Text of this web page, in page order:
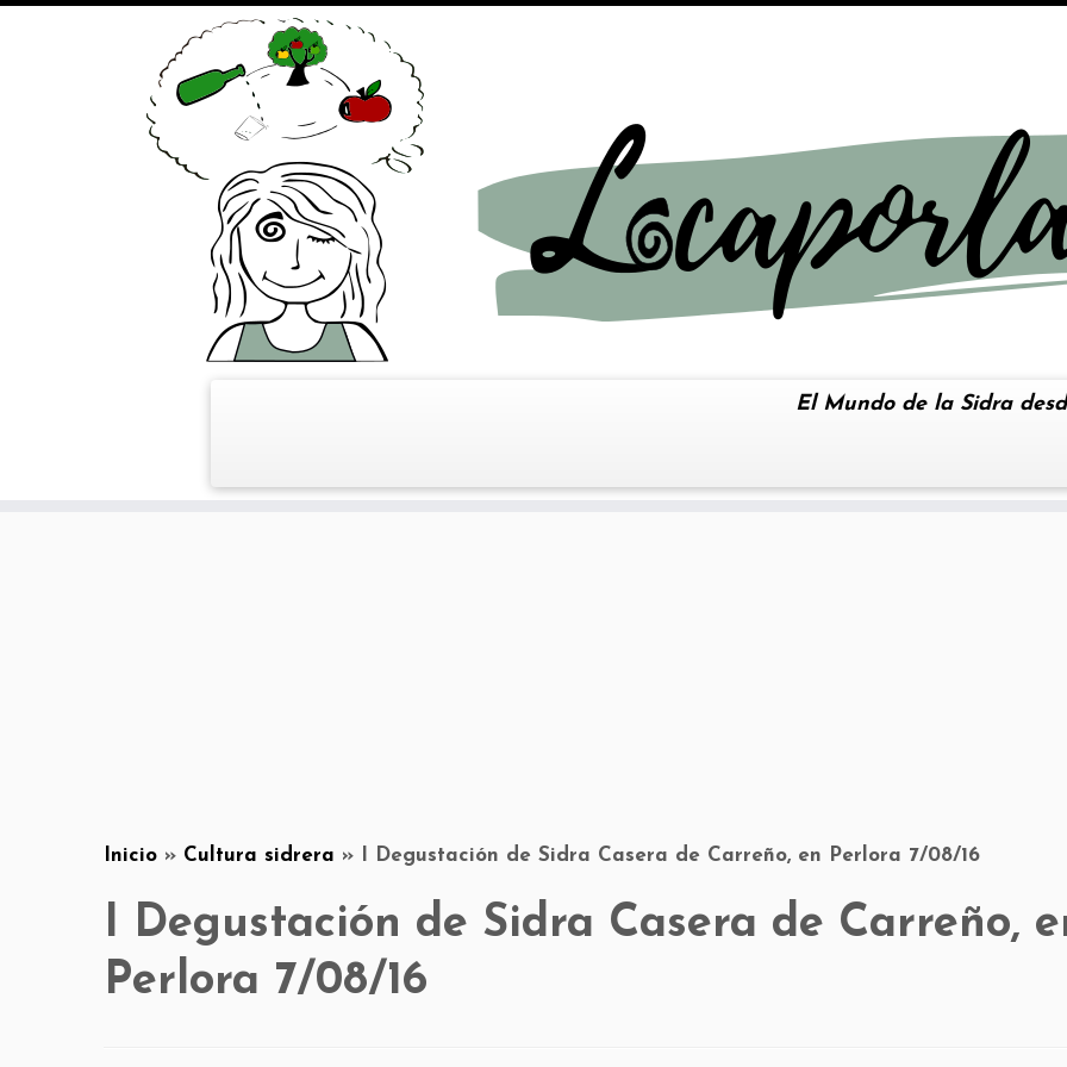
El Mundo de la Sidra
Inicio » Cultura sidrera » I Degustación de Sidra Casera de Carreño, en Perlora 7/08/16
I Degustación de Sidra Casera de Carreño,
Perlora 7/08/16